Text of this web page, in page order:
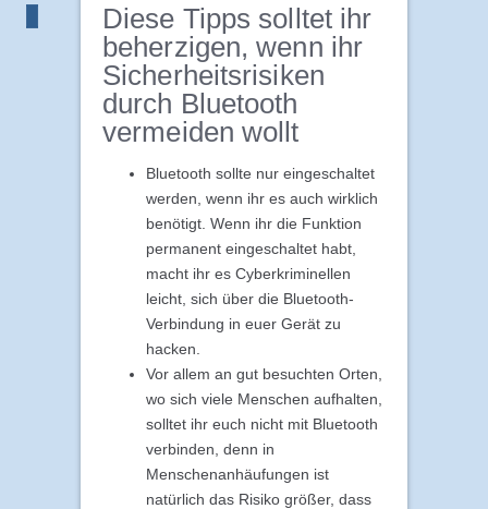
Diese Tipps solltet ihr
beherzigen, wenn ihr
Sicherheitsrisiken
durch Bluetooth
vermeiden wollt
Bluetooth sollte nur eingeschaltet
werden, wenn ihr es auch wirklich
benötigt. Wenn ihr die Funktion
permanent eingeschaltet habt,
macht ihr es Cyberkriminellen
leicht, sich über die Bluetooth-
Verbindung in euer Gerät zu
hacken.
Vor allem an gut besuchten Orten,
wo sich viele Menschen aufhalten,
solltet ihr euch nicht mit Bluetooth
verbinden, denn in
Menschenanhäufungen ist
natürlich das Risiko größer, dass